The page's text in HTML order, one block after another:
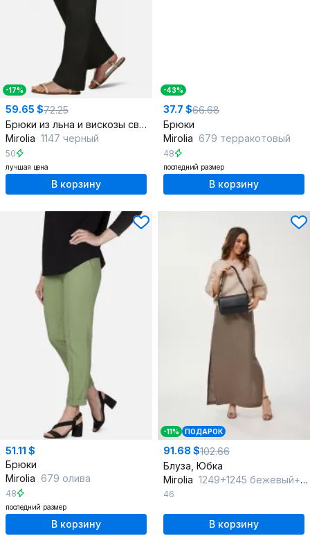
-17%
59.65 $72.25
Брюки из льна и вискозы свободные прямые с карманами
Mirolia 1147 черный
50
лучшая цена
В корзину
-43%
37.7 $66.68
Брюки
Mirolia 679 терракотовый
48
последний размер
В корзину
51.11 $
Брюки
Mirolia 679 олива
48
последний размер
В корзину
-11% ПОДАРОК
91.68 $102.66
Блуза, Юбка
Mirolia 1249+1245 бежевый+ореховый
46
В корзину